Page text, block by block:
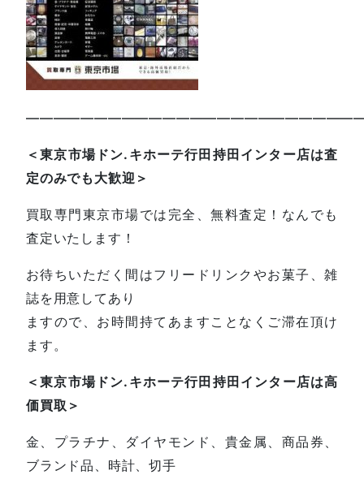
＜東京市場ドン.キホーテ行田持田インター店は査
定のみでも大歓迎＞
買取専門東京市場では完全、無料査定！なんでも
査定いたします！
お待ちいただく間はフリードリンクやお菓子、雑
誌を用意してあり
ますので、お時間持てあますことなくご滞在頂け
ます。
＜東京市場ドン.キホーテ行田持田インター店は高
価買取＞
金、プラチナ、ダイヤモンド、貴金属、商品券、
ブランド品、時計、切手